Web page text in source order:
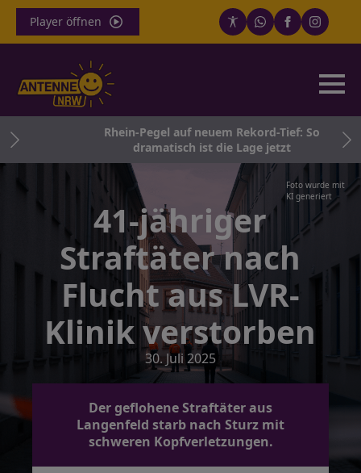
Player öffnen
Rhein-Pegel auf neuem Rekord-Tief: So
dramatisch ist die Lage jetzt
Foto wurde mit
KI generiert
41-jähriger
Straftäter nach
Flucht aus LVR-
Klinik verstorben
30. Juli 2025
Der geflohene Straftäter aus
Langenfeld starb nach Sturz mit
schweren Kopfverletzungen.